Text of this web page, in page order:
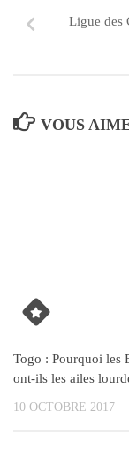
Ligue des
VOUS
Togo : Pourquoi les
ont-ils les ailes
10 OCTOBRE 2017